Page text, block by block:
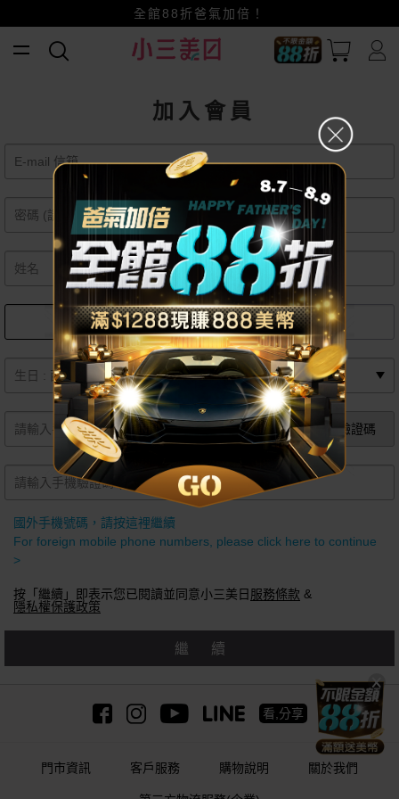
賺美幣~換好禮~立即換GO~
小三美日x全支付~美幣+全點折上折超划算
全館88折爸氣加倍！
加入會員
女 男
月 日
獲取手機驗證碼
國外手機號碼，請按這裡繼續
For foreign mobile phone numbers, please click here to continue
>
按「繼續」即表示您已閱讀並同意小三美日 服務條款 &
隱私權保護政策
繼續
看,分享
購物說明
客戶服務 關於我們
門市資訊